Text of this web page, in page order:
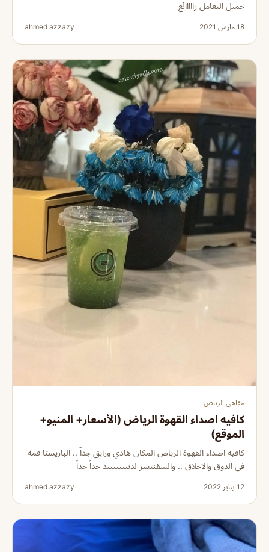
جميل التعامل رااااائع
18 مارس 2021 ahmed azzazy
مقاهي الرياض
كافيه اصداء القهوة الرياض (الأسعار+ المنيو+
الموقع)
كافيه اصداء القهوة الرياض المكان هادي ورايق جداً .. الباريستا قمة
في الذوق والاخلاق .. والسقنتشر لذييييييييذ جداً جداً
12 يناير 2022 ahmed azzazy